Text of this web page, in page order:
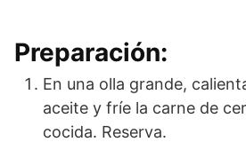
Preparación:
En una olla grande,
aceite y fríe la carne de
cocida. Reserva.